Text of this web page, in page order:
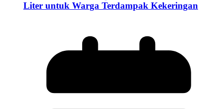
Liter untuk Warga Terdampak Kekeringan